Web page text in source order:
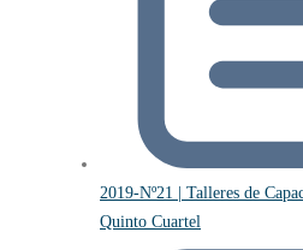
2019-Nº21 | Talleres de
Quinto Cuartel